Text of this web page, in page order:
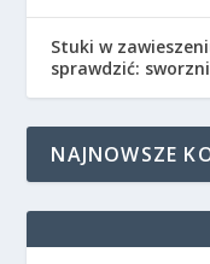
Stuki w
sprawdzić:
NAJNOWSZE